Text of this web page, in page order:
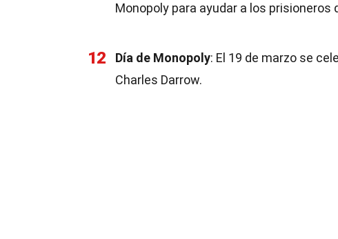
Monopoly para ayudar a los prisioneros
12 Día de Monopoly: El 19 de marzo se
Charles Darrow.